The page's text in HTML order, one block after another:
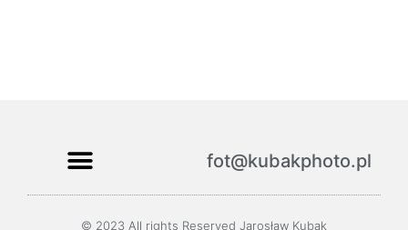
fot@kubakphoto.pl
© 2023 All rights Reserved Jarosław Kubak